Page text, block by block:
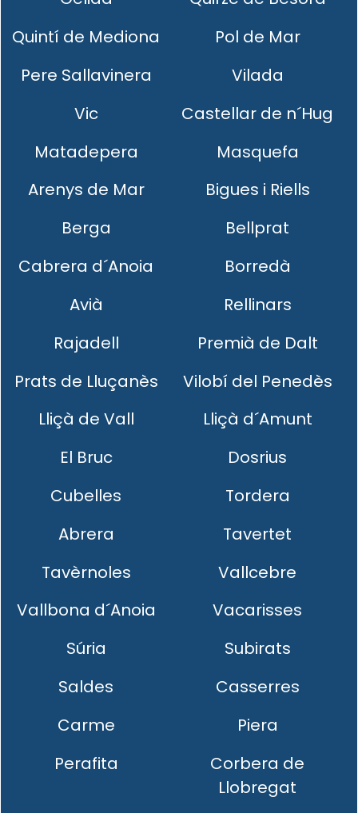
Quintí de Mediona
Pol de Mar
Pere Sallavinera
Vilada
Vic
Castellar de n´Hug
Matadepera
Masquefa
Arenys de Mar
Bigues i Riells
Berga
Bellprat
Cabrera d´Anoia
Borredà
Avià
Rellinars
Rajadell
Premià de Dalt
Prats de Lluçanès
Vilobí del Penedès
Lliçà de Vall
Lliçà d´Amunt
El Bruc
Dosrius
Cubelles
Tordera
Abrera
Tavertet
Tavèrnoles
Vallcebre
Vallbona d´Anoia
Vacarisses
Súria
Subirats
Saldes
Casserres
Carme
Piera
Perafita
Corbera de
Llobregat